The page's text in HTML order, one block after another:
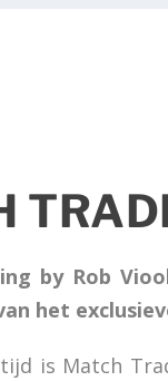
by Rob
het
is Match